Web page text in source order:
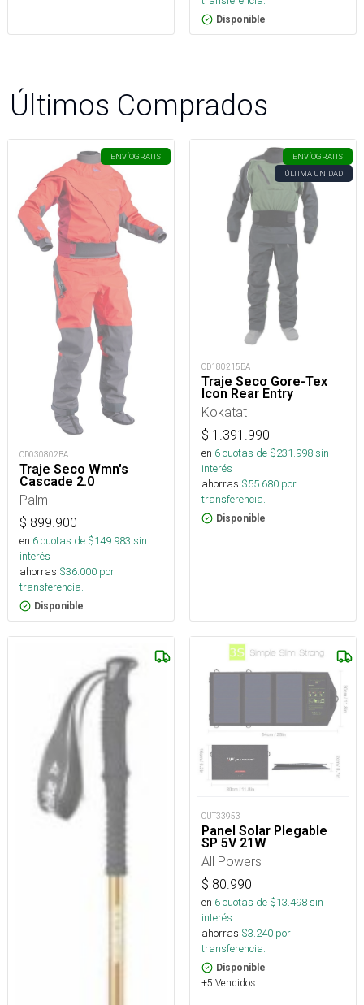
Disponible
Últimos Comprados
ENVÍOGRATIS
OD030802BA
Traje Seco Wmn's
Cascade 2.0
Palm
$ 899.900
en 6cuotas de $149.983 sin
interés
ahorras $36.000 por
transferencia.
Disponible
ENVÍOGRATIS
ÚLTIMA UNIDAD
OD180215BA
Traje Seco Gore-Tex
Icon Rear Entry
Kokatat
$ 1.391.990
en 6cuotas de $231.998sin
interés
ahorras $55.680 por
transferencia.
Disponible
OUT33953
Panel Solar Plegable
SP 5V 21W
All Powers
$ 80.990
en 6cuotas de $13.498sin
interés
ahorras $3.240 por
transferencia.
Disponible
+5 Vendidos